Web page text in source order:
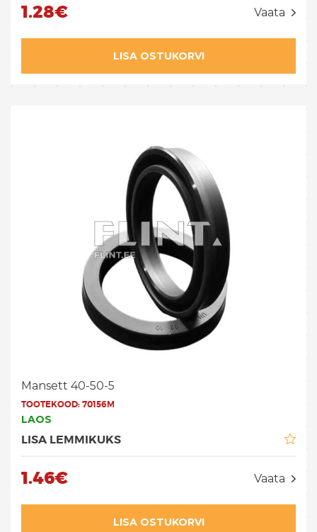
1.28€ Vaata
LISA OSTUKORVI
Mansett 40-50-5
TOOTEKOOD:70156M
LAOS
LISA LEMMIKUKS
1.46€ Vaata
LISA OSTUKORVI